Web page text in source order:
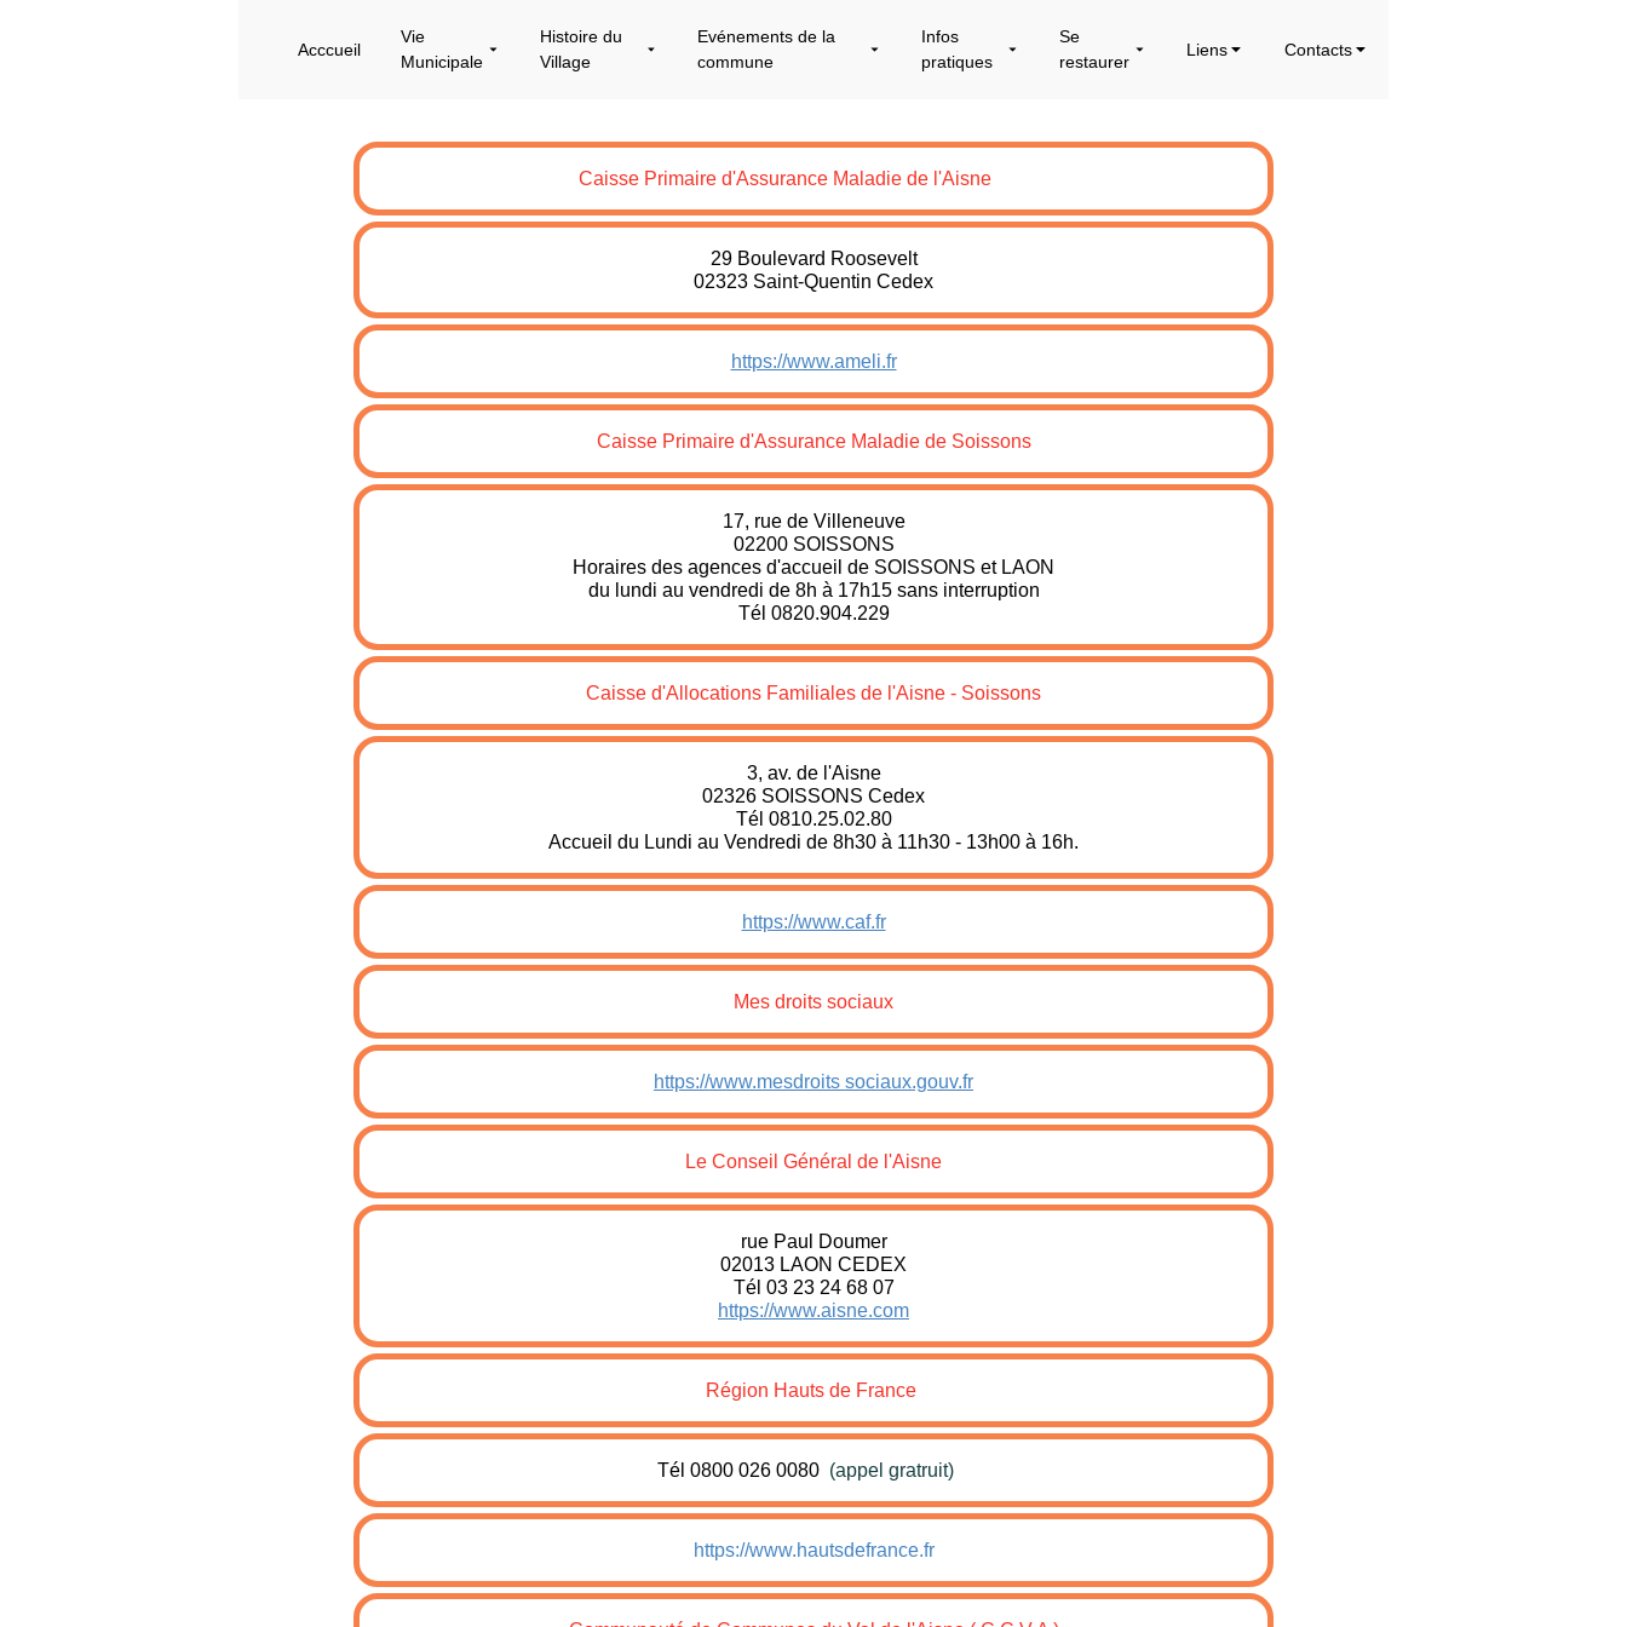
Acccueil
Vie
Municipale
Histoire du
Village
Evénements de la
commune
Infos
pratiques
Se
restaurer
Liens Contacts
Caisse Primaire d'Assurance Maladie de l'Aisne
29 Boulevard Roosevelt
02323 Saint-Quentin Cedex
https://www.ameli.fr
Caisse Primaire d'Assurance Maladie de Soissons
17, rue de Villeneuve
02200 SOISSONS
Horaires des agences d'accueil de SOISSONS et LAON
du lundi au vendredi de 8h à 17h15 sans interruption
Tél 0820.904.229
Caisse d'Allocations Familiales de l'Aisne - Soissons
3, av. de l'Aisne
02326 SOISSONS Cedex
Tél 0810.25.02.80
Accueil du Lundi au Vendredi de 8h30 à 11h30 - 13h00 à 16h.
https://www.caf.fr
Mes droits sociaux
https://www.mesdroits sociaux.gouv.fr
Le Conseil Général de l'Aisne
rue Paul Doumer
02013 LAON CEDEX
Tél 03 23 24 68 07
https://www.aisne.com
Région Hauts de France
Tél 0800 026 0080 (appel gratruit)
https://www.hautsdefrance.fr